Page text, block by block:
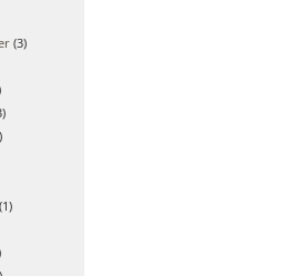
(3)
(1)